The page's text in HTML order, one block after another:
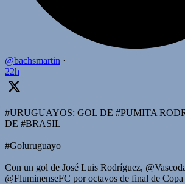
@bachsmartin ·
22h
#URUGUAYOS: GOL DE #PUMITA
DE #BRASIL
#Goluruguayo
Con un gol de José Luis Rodríguez,
@FluminenseFC por octavos de final de